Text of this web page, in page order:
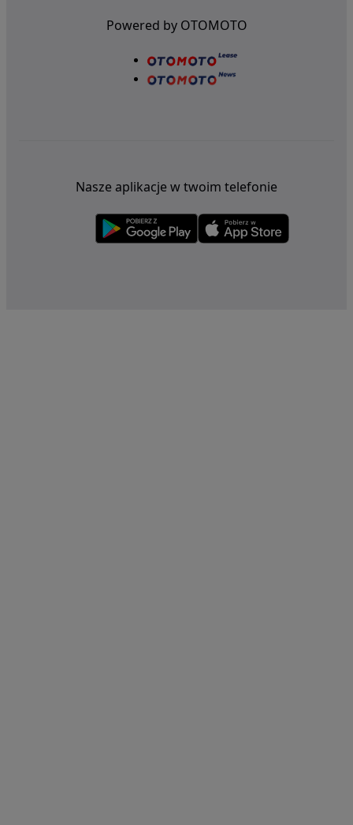
Powered by OTOMOTO
Nasze aplikacje w twoim telefonie